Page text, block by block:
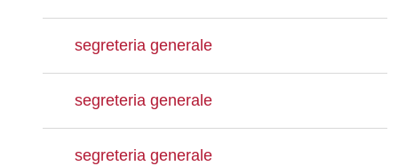
segreteria generale
segreteria generale
segreteria generale